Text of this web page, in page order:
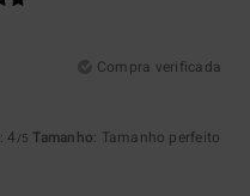
Compra verificada
: 4 /5 Tamanho: Tamanho perfeito